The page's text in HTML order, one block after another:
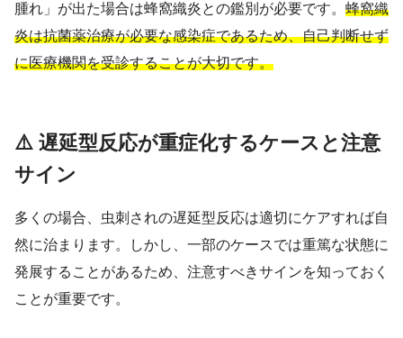
腫れ」が出た場合は蜂窩織炎との鑑別が必要です。 蜂窩織
炎は抗菌薬治療が必要な感染症であるため、自己判断せず
に医療機関を受診することが大切です。
⚠️ 遅延型反応が重症化するケースと注意
サイン
多くの場合、虫刺されの遅延型反応は適切にケアすれば自
然に治まります。しかし、一部のケースでは重篤な状態に
発展することがあるため、注意すべきサインを知っておく
ことが重要です。